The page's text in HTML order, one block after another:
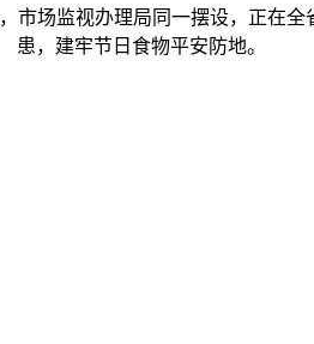
监视办理局同一摆设，正在全
患，建牢节日食物平安防地。